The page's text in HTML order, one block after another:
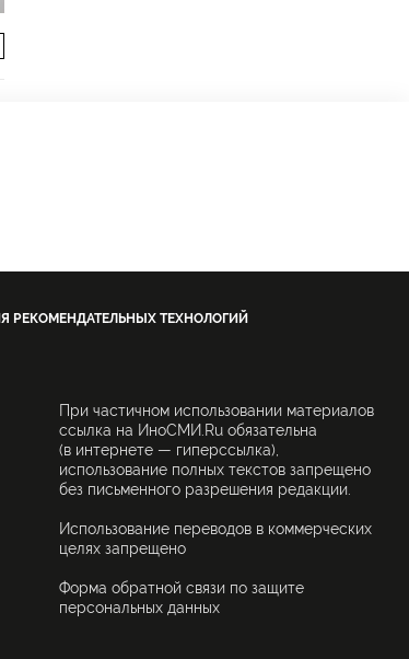
РЕКОМЕНДАТЕЛЬНЫХ ТЕХНОЛОГИЙ
При частичном использовании материалов
ссылка на ИноСМИ.Ru обязательна
(в интернете — гиперссылка),
использование полных текстов запрещено
без письменного разрешения редакции.
Использование переводов в коммерческих
целях запрещено
Форма обратной связи по защите
персональных данных